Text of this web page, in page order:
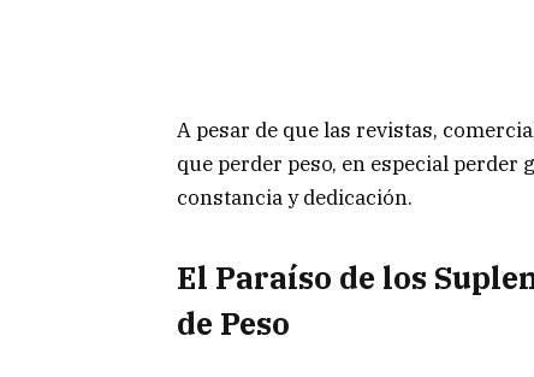
A pesar de que las revistas,
que perder peso, en especial perder
constancia y dedicación.
El Paraíso de los
de Peso